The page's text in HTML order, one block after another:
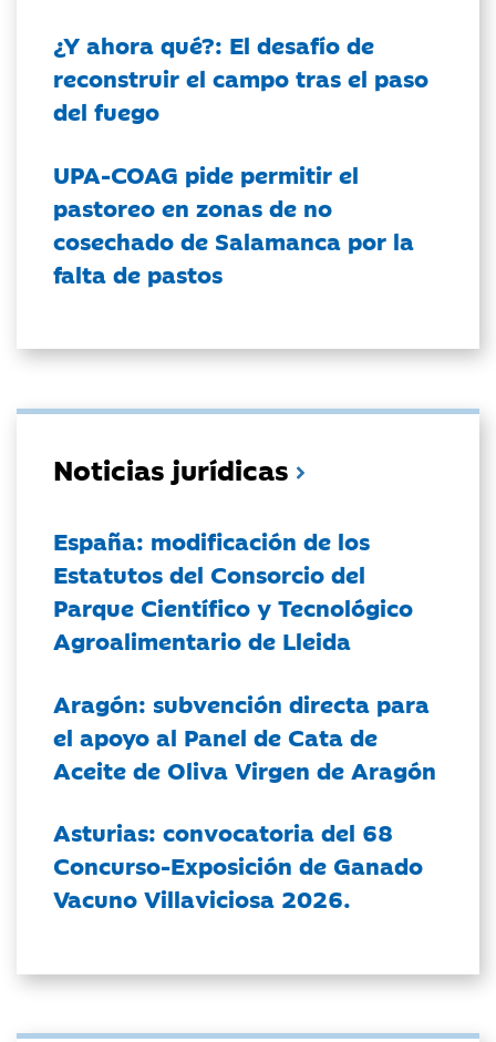
¿Y ahora qué?: El desafío de
reconstruir el campo tras el paso
del fuego
UPA-COAG pide permitir el
pastoreo en zonas de no
cosechado de Salamanca por la
falta de pastos
Noticias jurídicas
España: modificación de los
Estatutos del Consorcio del
Parque Científico y Tecnológico
Agroalimentario de Lleida
Aragón: subvención directa para
el apoyo al Panel de Cata de
Aceite de Oliva Virgen de Aragón
Asturias: convocatoria del 68
Concurso-Exposición de Ganado
Vacuno Villaviciosa 2026.